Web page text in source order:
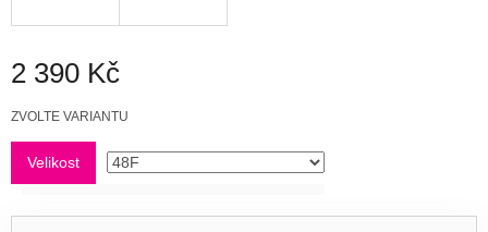
2 390 Kč
Měrná
ZVOLTE VARIANTU
Velikost